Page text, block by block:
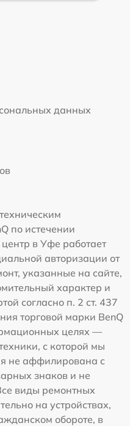
данных
по истечении
в Уфе работает
авторизации от
указанные на сайте,
характер и
согласно п. 2 ст. 437
торговой марки BenQ
целях —
с которой мы
не аффилирована с
знаков и не
виды ремонтных
на устройствах,
обороте, в